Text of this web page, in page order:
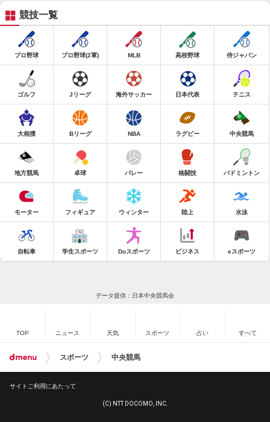
競技一覧
プロ野球 プロ野球(2軍) MLB 高校野球 侍ジャパン
ゴルフ Jリーグ 海外サッカー 日本代表 テニス
大相撲 Bリーグ NBA ラグビー 中央競馬
地方競馬 卓球 バレー 格闘技 バドミントン
モーター フィギュア ウィンター 陸上 水泳
自転車 学生スポーツ Doスポーツ ビジネス eスポーツ
データ提供：日本中央競馬会
TOP ニュース 天気 スポーツ 占い すべて
スポーツ 中央競馬
サイトご利用にあたって
(C) NTT DOCOMO, INC.